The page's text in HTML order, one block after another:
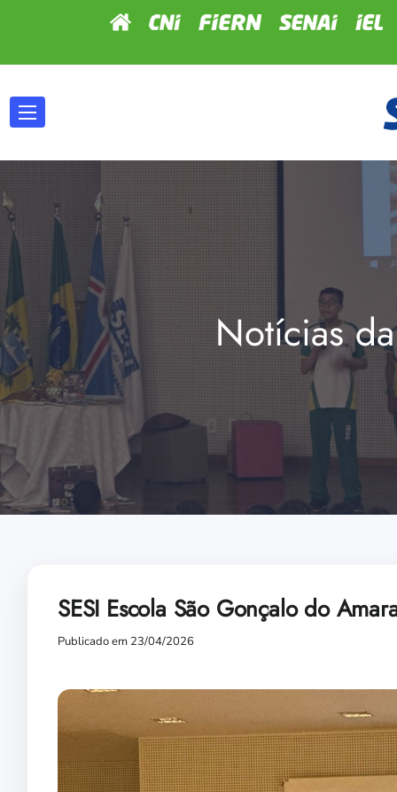
Notícias
SESI Escola São Gonçalo do
Publicado em 23/04/2026